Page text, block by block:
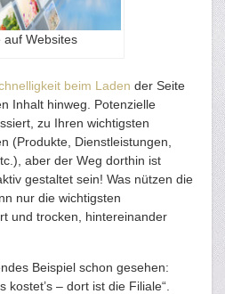
auf Websites
beim Laden der Seite
Inhalt hinweg. Potenzielle
zu Ihren wichtigsten
(Produkte, Dienstleistungen,
aber der Weg dorthin ist
gestaltet sein! Was nützen die
nur die wichtigsten
und trocken, hintereinander
Beispiel schon gesehen:
kostet’s – dort ist die Filiale“.